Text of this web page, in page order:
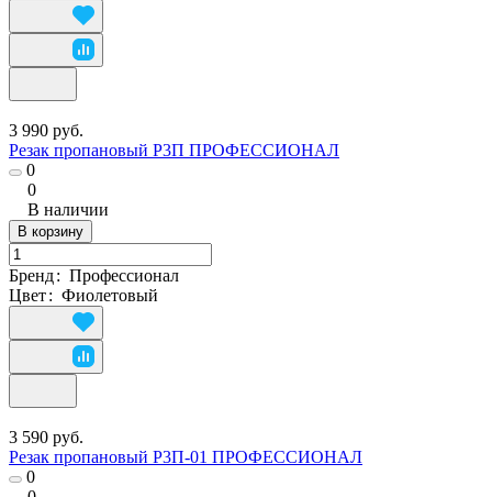
3 990 руб.
Резак пропановый Р3П ПРОФЕССИОНАЛ
0
0
В наличии
В корзину
Бренд: Профессионал
Цвет: Фиолетовый
3 590 руб.
Резак пропановый Р3П-01 ПРОФЕССИОНАЛ
0